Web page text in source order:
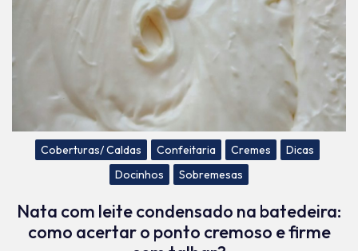
Coberturas/ Caldas Confeitaria Cremes
Dicas
Docinhos
Sobremesas
Nata com leite condensado na batedeira:
como acertar o ponto cremoso e firme